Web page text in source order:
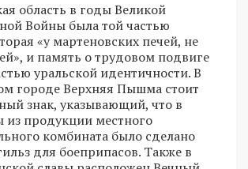
область в годы Великой
Войны была той частью
«у мартеновских печей, не
и память о трудовом подвиге
уральской идентичности. В
городе Верхняя Пышма стоит
знак, указывающий, что в
продукции местного
комбината было сделано
для боеприпасов. Также в